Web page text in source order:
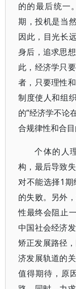
的的最后统一
期，投机是当
因此，目光长
身后，追求思
此，经济学只
者，只要理性
制度使人和组
的”经济学不论
合规律性和合目
个体的人
构，最后导致
对不能选择1
的失败。另外
性最终会阻止
中国社会经济
矫正发展路径
济发展轨道的
值得期待，原